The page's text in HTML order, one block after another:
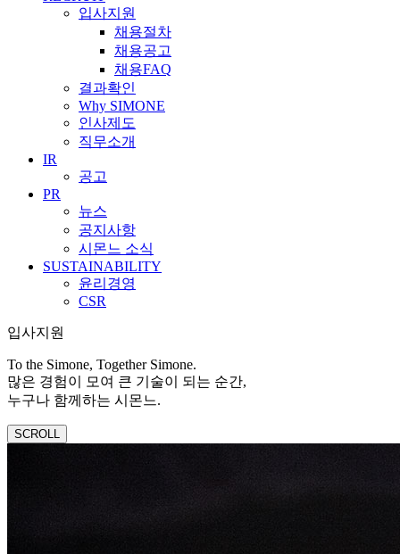
입사지원
채용절차
채용공고
채용FAQ
결과확인
Why SIMONE
인사제도
직무소개
IR
공고
PR
뉴스
공지사항
시몬느 소식
SUSTAINABILITY
윤리경영
CSR
입사지원
To the Simone, Together Simone.
많은 경험이 모여 큰 기술이 되는 순간,
누구나 함께하는 시몬느.
SCROLL